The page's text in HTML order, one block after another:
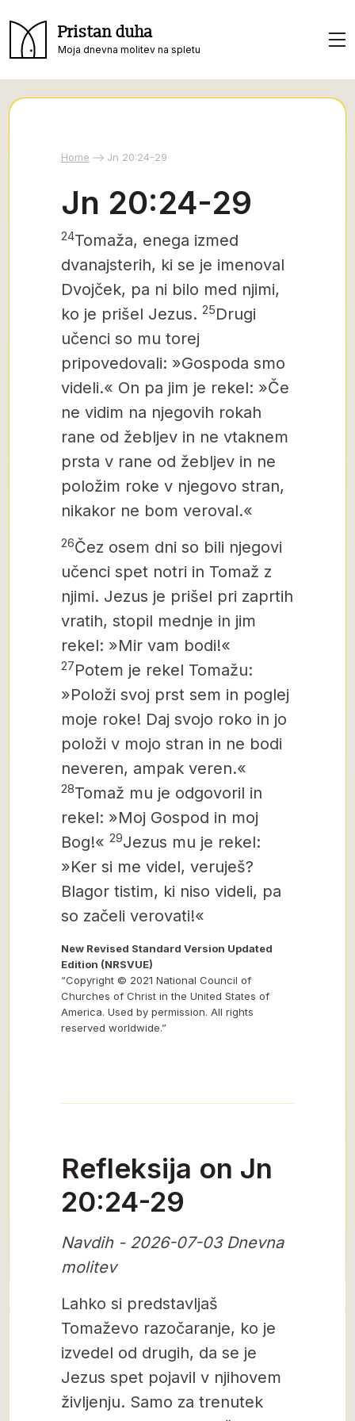
Pristan duha
Moja dnevna molitev na spletu
Home Jn 20:24-29
Jn 20:24-29
24Tomaža, enega izmed
dvanajsterih, ki se je imenoval
Dvojček, pa ni bilo med njimi,
ko je prišel Jezus. 25Drugi
učenci so mu torej
pripovedovali: »Gospoda smo
videli.« On pa jim je rekel: »Če
ne vidim na njegovih rokah
rane od žebljev in ne vtaknem
prsta v rane od žebljev in ne
položim roke v njegovo stran,
nikakor ne bom veroval.«
26Čez osem dni so bili njegovi
učenci spet notri in Tomaž z
njimi. Jezus je prišel pri zaprtih
vratih, stopil mednje in jim
rekel: »Mir vam bodi!«
27Potem je rekel Tomažu:
»Položi svoj prst sem in poglej
moje roke! Daj svojo roko in jo
položi v mojo stran in ne bodi
neveren, ampak veren.«
28Tomaž mu je odgovoril in
rekel: »Moj Gospod in moj
Bog!« 29Jezus mu je rekel:
»Ker si me videl, veruješ?
Blagor tistim, ki niso videli, pa
so začeli verovati!«
New Revised Standard Version Updated
Edition (NRSVUE)
“Copyright © 2021 National Council of
Churches of Christ in the United States of
America. Used by permission. All rights
reserved worldwide.”
Refleksija on Jn
20:24-29
Navdih - 2026-07-03 Dnevna
molitev
Lahko si predstavljaš
Tomaževo razočaranje, ko je
izvedel od drugih, da se je
Jezus spet pojavil v njihovem
življenju. Samo za trenutek